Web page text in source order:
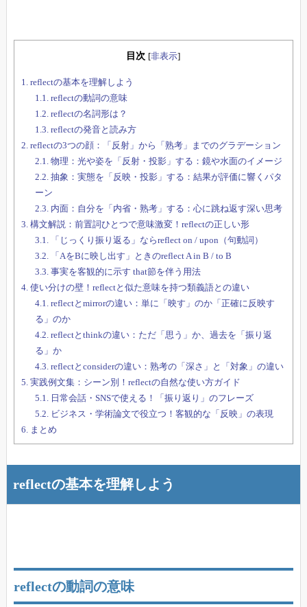
目次 [非表示]
1. reflectの基本を理解しよう
1.1. reflectの動詞の意味
1.2. reflectの名詞形は？
1.3. reflectの発音と読み方
2. reflectの3つの顔：「反射」から「熟考」までのグラデーション
2.1. 物理：光や姿を「反射・投影」する：鏡や水面のイメージ
2.2. 抽象：実態を「反映・投影」する：結果が評価に響くパタ
ーン
2.3. 内面：自分を「内省・熟考」する：心に跳ね返す深い思考
3. 構文解説：前置詞ひとつで意味激変！reflectの正しい形
3.1.
「じっくり振り返る」ならreflect on / upon（句動詞）
3.2.
「AをBに映し出す」ときのreflect A in B / to B
3.3. 事実を客観的に示す that節を伴う用法
4. 使い分けの壁！reflectと似た意味を持つ類義語との違い
4.1. reflectとmirrorの違い：単に「映す」のか「正確に反映す
る」のか
4.2. reflectとthinkの違い：ただ「思う」か、過去を「振り返
る」か
4.3. reflectとconsiderの違い：熟考の「深さ」と「対象」の違い
5. 実践例文集：シーン別！reflectの自然な使い方ガイド
5.1.
日常会話・SNSで使える！「振り返り」のフレーズ
5.2. ビジネス・学術論文で役立つ！客観的な「反映」の表現
6.
まとめ
reflectの基本を理解しよう
reflectの動詞の意味